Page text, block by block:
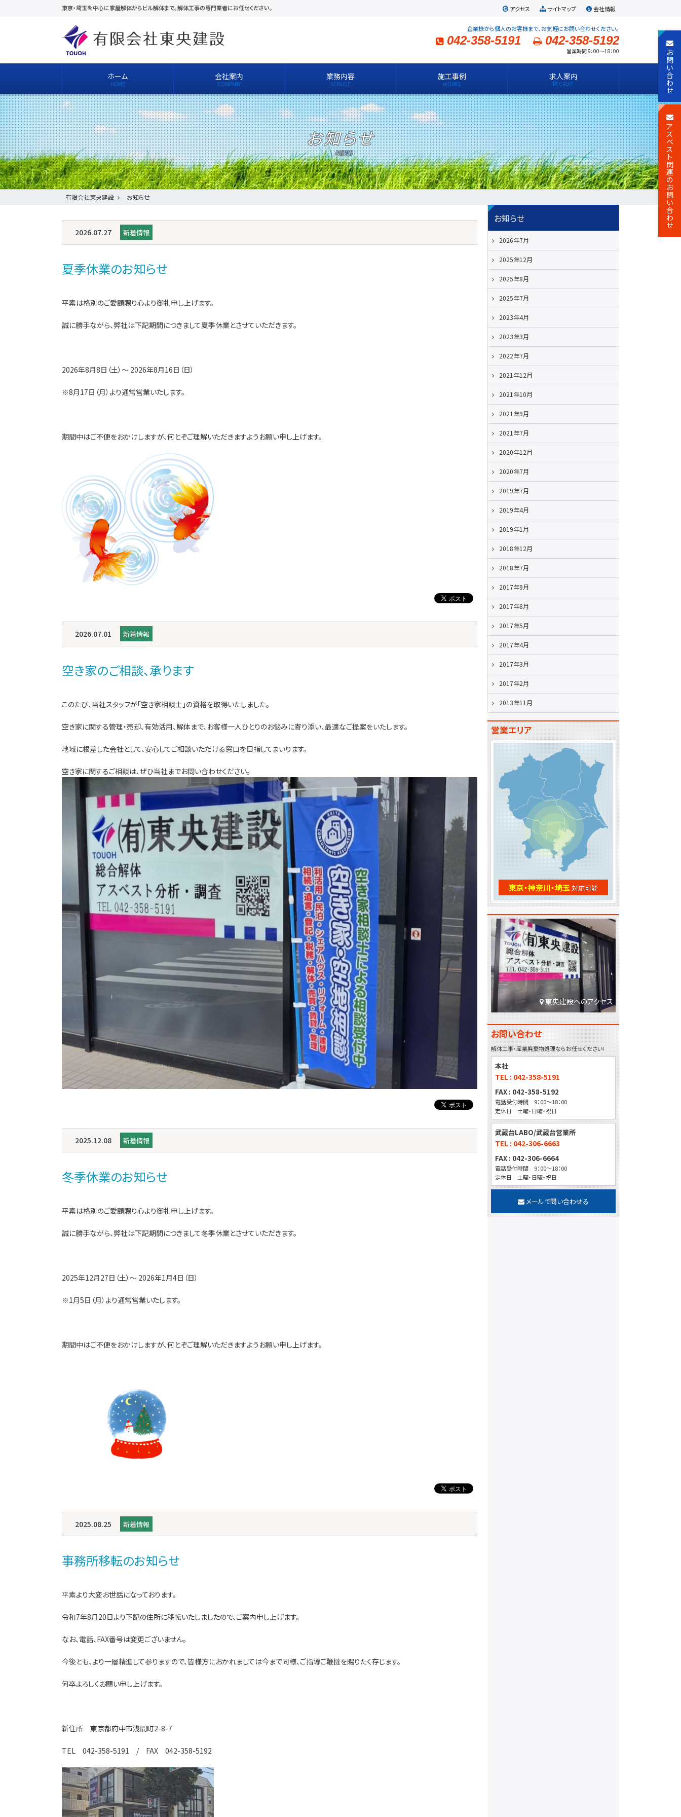
東京・埼玉を中心に家屋解体からビル解体まで。解体工事の専門業者にお任せください。 アクセス サイトマップ 会社情報
企業様から個人のお客様まで、お気軽にお問い合わせください。
042-358-5191 042-358-5192
営業時間 9：00～18：00
ホーム 会社案内 業務内容 施工事例 求人案内
お知らせ
有限会社東央建設 お知らせ
2026.07.27 新着情報
夏季休業のお知らせ
平素は格別のご愛顧賜り心より御礼申し上げます。
誠に勝手ながら、弊社は下記期間につきまして夏季休業とさせていただきます。
2026年8月8日（土）～ 2026年8月16日（日）
※8月17日（月）より通常営業いたします。
期間中はご不便をおかけしますが、何とぞご理解いただきますようお願い申し上げます。
2026.07.01 新着情報
空き家のご相談、承ります
このたび、当社スタッフが「空き家相談士」の資格を取得いたしました。
空き家に関する管理・売却、有効活用、解体まで、お客様一人ひとりのお悩みに寄り添い、最適なご提案をいたします。
地域に根差した会社として、安心してご相談いただける窓口を目指してまいります。
空き家に関するご相談は、ぜひ当社までお問い合わせください。
2025.12.08 新着情報
冬季休業のお知らせ
平素は格別のご愛顧賜り心より御礼申し上げます。
誠に勝手ながら、弊社は下記期間につきまして冬季休業とさせていただきます。
2025年12月27日（土）～ 2026年1月4日（日）
※1月5日（月）より通常営業いたします。
期間中はご不便をおかけしますが、何とぞご理解いただきますようお願い申し上げます。
2025.08.25 新着情報
事務所移転のお知らせ
平素より大変お世話になっております。
令和7年8月20日より下記の住所に移転いたしましたので、ご案内申し上げます。
なお、電話、FAX番号は変更ございません。
今後とも、より一層精進して参りますので、皆様方におかれましては今まで同様、ご指導ご鞭撻を賜りたく存じます。
何卒よろしくお願い申し上げます。
新住所 東京都府中市浅間町2-8-7
TEL 042-358-5191 / FAX 042-358-5192
お知らせ
2026年7月
2025年12月
2025年8月
2025年7月
2023年4月
2023年3月
2022年7月
2021年12月
2021年10月
2021年9月
2021年7月
2020年12月
2020年7月
2019年7月
2019年4月
2019年1月
2018年12月
2018年7月
2017年9月
2017年8月
2017年5月
2017年4月
2017年3月
2017年2月
2013年11月
営業エリア
東京・神奈川・埼玉 対応可能
東央建設へのアクセス
お問い合わせ
解体工事・産業廃棄物処理ならお任せください!
本社
TEL : 042-358-5191
FAX : 042-358-5192
電話受付時間 9：00～18：00
定休日 土曜・日曜・祝日
武蔵台LABO/武蔵台営業所
TEL : 042-306-6663
FAX : 042-306-6664
電話受付時間 9：00～18：00
定休日 土曜・日曜・祝日
メールで問い合わせる
お
問
い
合
わ
せ
ア
ス
ベ
ス
ト
関
連
の
お
問
い
合
わ
せ